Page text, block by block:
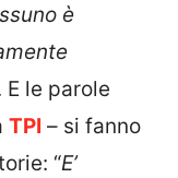
è
E le parole
TPI – si fanno
“E’